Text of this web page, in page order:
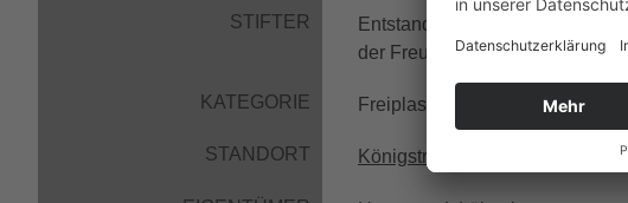
STIFTER
Entstanden anlässlich des
der Freunde der Museen für
KATEGORIE Freiplastik/-skulptur
STANDORT Königstraße 3-11,